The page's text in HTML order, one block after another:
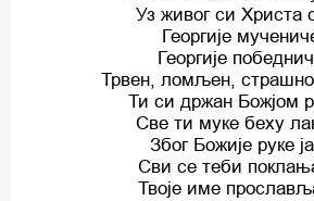
Уз живог си Христа
Георгије
Георгије
Трвен, ломљен,
Ти си држан Божјом
Све ти муке беху
Због Божије руке
Сви се теби
Твоје име